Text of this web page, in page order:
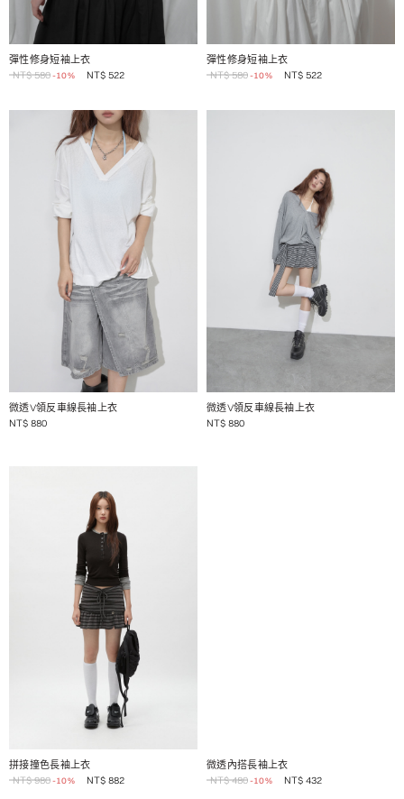
彈性修身短袖上衣
NT$ 580-10% NT$ 522
彈性修身短袖上衣
NT$ 580-10% NT$ 522
微透V領反車線長袖上衣
NT$ 880
微透V領反車線長袖上衣
NT$ 880
拼接撞色長袖上衣
NT$ 980-10% NT$ 882
微透內搭長袖上衣
NT$ 480-10% NT$ 432